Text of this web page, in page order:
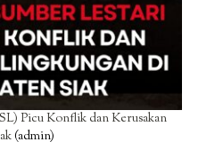
Picu Konflik dan Kerusakan
(admin)